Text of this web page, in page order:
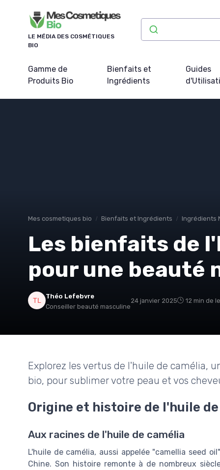
LE MÉDIA DES COSMÉTIQUES
BIO
Gamme de
Produits Bio
Bienfaits et
Ingrédients
Guides
Mes cosmetiques bio Bienfaits et Ingrédients Ingrédients
Les bienfaits de
pour une beauté
Théo Lefebvre
Conseiller beauté masculine
24 janvier 2025 12 min de
Explorez les vertus de l'huile de camélia,
bio, pour sublimer votre peau et vos
Origine et histoire de l'huile
Aux racines de l'huile de camélia
L'huile de camélia, aussi appelée "camellia seed
Chine. Son histoire remonte à de nombreux